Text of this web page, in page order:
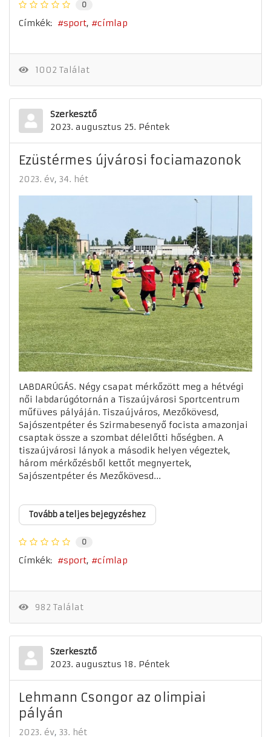
0
Címkék: sport címlap
1002 Találat
Szerkesztő
2023. augusztus 25. Péntek
Ezüstérmes újvárosi fociamazonok
2023. év 34. hét
LABDARÚGÁS. Négy csapat mérkőzött meg a hétvégi
női labdarúgótornán a Tiszaújvárosi Sportcentrum
műfüves pályáján. Tiszaújváros, Mezőkövesd,
Sajószentpéter és Szirmabesenyő focista amazonjai
csaptak össze a szombat délelőtti hőségben. A
tiszaújvárosi lányok a második helyen végeztek,
három mérkőzésből kettőt megnyertek,
Sajószentpéter és Mezőkövesd...
Tovább a teljes bejegyzéshez
0
Címkék: sport címlap
982 Találat
Szerkesztő
2023. augusztus 18. Péntek
Lehmann Csongor az olimpiai
pályán
2023. év 33. hét